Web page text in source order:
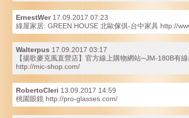
ErnestWer17.09.2017 07:23
綠屋家居: GREEN HOUSE 北歐傢俱-台中家具 http://
Walterpus 17.09.2017 03:17
【揚歌麥克風直營店】官方線上購物網站─JM-180B有
http://mic-shop.com/
RobertoCleri 13.09.2017 14:59
桃園眼鏡 http://pro-glasses.com/